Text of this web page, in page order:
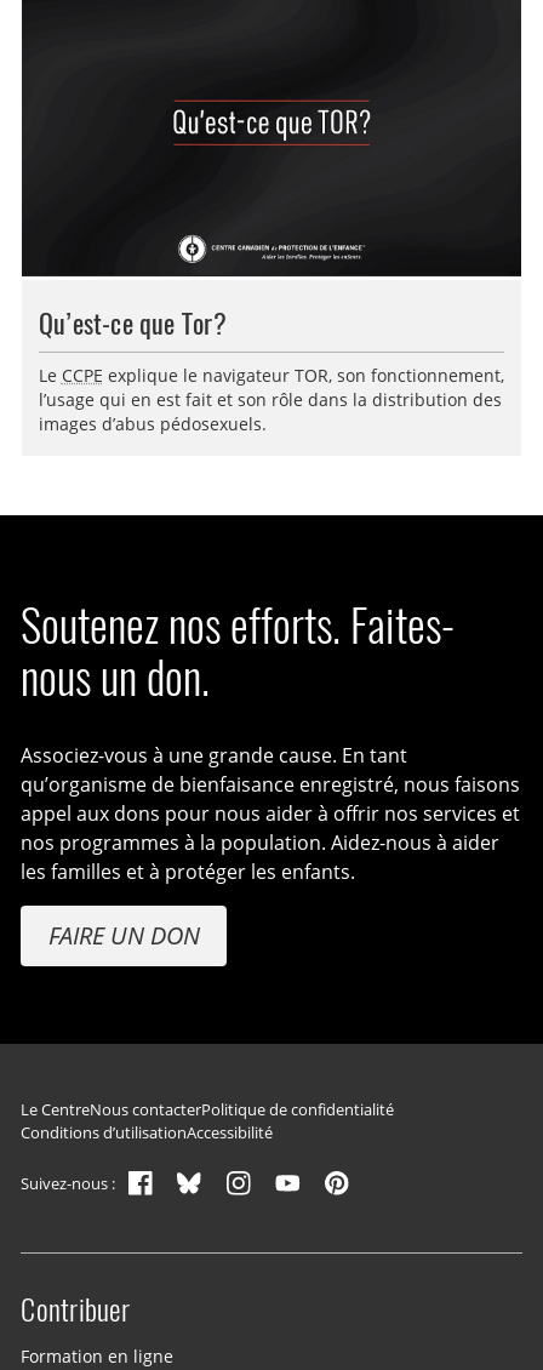
Qu’est-ce que Tor?
Le CCPE explique le navigateur TOR, son fonctionnement,
l’usage qui en est fait et son rôle dans la distribution des
images d’abus pédosexuels.
Soutenez nos efforts. Faites-
nous un don.
Associez-vous à une grande cause. En tant
qu’organisme de bienfaisance enregistré, nous faisons
appel aux dons pour nous aider à offrir nos services et
nos programmes à la population. Aidez-nous à aider
les familles et à protéger les enfants.
FAIRE UN DON
Navigation du pied de page
Le CentreNous contacterPolitique de confidentialité
Conditions d’utilisationAccessibilité
Suivez-nous :
Site menu
Contribuer
Formation en ligne